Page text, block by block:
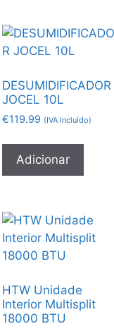
DESUMIDIFICADOR
JOCEL 10L
€119.99 (IVA Incluído)
Adicionar
HTW Unidade
Interior Multisplit
18000 BTU